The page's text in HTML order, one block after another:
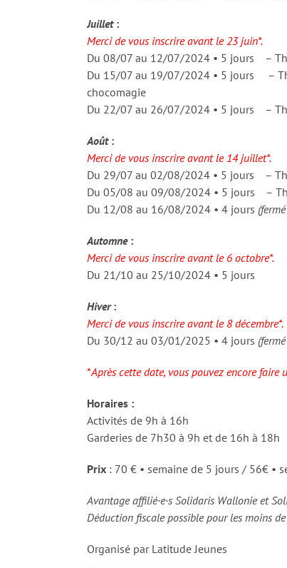
Juillet:
Merci de vous inscrire avant le 23 juin*.
Du 08/07 au 12/07/2024 • 5 jours –
Du 15/07 au 19/07/2024 • 5 jours –
chocomagie
Du 22/07 au 26/07/2024 • 5 jours –
Août:
Merci de vous inscrire avant le 14 juillet*.
Du 29/07 au 02/08/2024 • 5 jours –
Du 05/08 au 09/08/2024 • 5 jours –
Du 12/08 au 16/08/2024 • 4 jours
Automne:
Merci de vous inscrire avant le 6 octobre*.
Du 21/10 au 25/10/2024 • 5 jours
Hiver:
Merci de vous inscrire avant le 8 décembre*.
Du 30/12 au 03/01/2025 • 4 jours
*Après cette date, vous pouvez encore faire
Horaires :
Activités de 9h à 16h
Garderies de 7h30 à 9h et de 16h à 18h
Prix : 70 € • semaine de 5 jours / 56€ •
Avantage affilié·e·s Solidaris Wallonie et
Déduction fiscale possible pour les moins
Organisé par Latitude Jeunes